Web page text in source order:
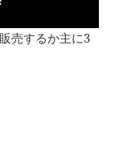
売するか主に3